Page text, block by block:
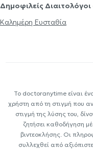
Δημοφιλείς
Καλημέρη Ευσταθία
Το doctoranytime είναι
χρήστη από τη στιγμή που
στιγμή της λύσης του,
ζητήσει καθοδήγηση
βιντεοκλήσης. Οι
συλλεχθεί από